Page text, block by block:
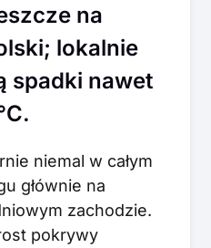
na
lokalnie
spadki nawet
niemal w całym
głównie na
zachodzie.
pokrywy